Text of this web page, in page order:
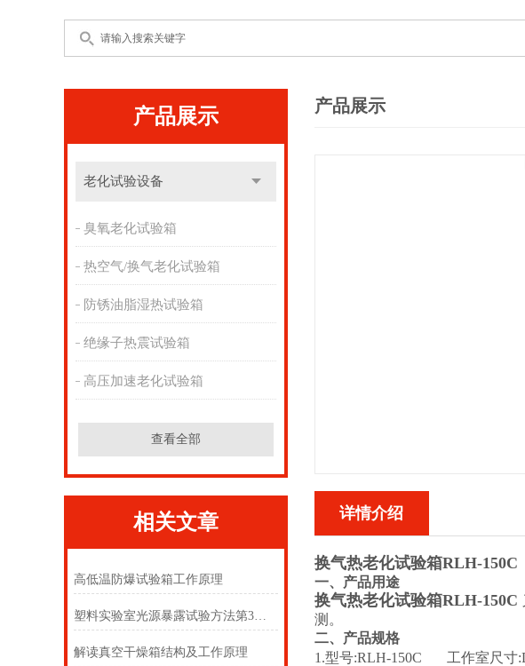
产品展示
老化试验设备
臭氧老化试验箱
热空气/换气老化试验箱
防锈油脂湿热试验箱
绝缘子热震试验箱
高压加速老化试验箱
查看全部
相关文章
高低温防爆试验箱工作原理
塑料实验室光源暴露试验方法第3部分：荧光紫外灯
解读真空干燥箱结构及工作原理
产品展示
详情介绍
换气热老化试验箱RLH-150C
一、产品用途
换气热老化试验箱RLH-150C
测。
二、产品规格
1.型号:RLH-150C 工作室尺寸